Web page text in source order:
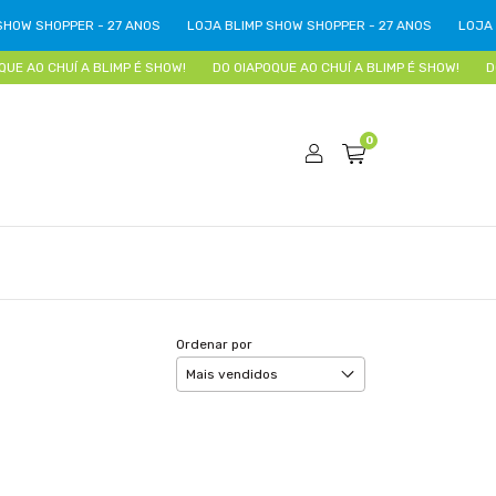
SHOPPER - 27 ANOS LOJA BLIMP SHOW SHOPPER - 27 ANOS LOJA
AO CHUÍ A BLIMP É SHOW! DO OIAPOQUE AO CHUÍ A BLIMP É SHOW!
0
Ordenar por